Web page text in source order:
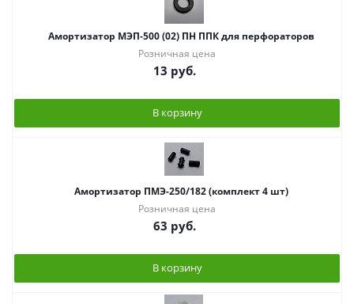
Амортизатор МЭП-500 (02) ПН ППК для перфораторов
Розничная цена
13 руб.
В корзину
Амортизатор ПМЭ-250/182 (комплект 4 шт)
Розничная цена
63 руб.
В корзину